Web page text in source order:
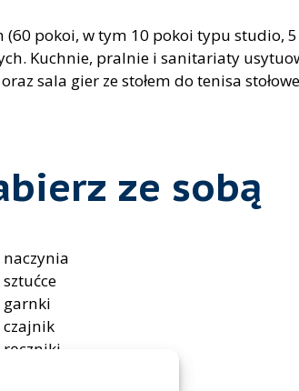
pokoi, w tym 10 pokoi typu studio,
Kuchnie, pralnie i sanitariaty
sala gier ze stołem do tenisa
ze sobą
naczynia
sztućce
garnki
czajnik
ręczniki